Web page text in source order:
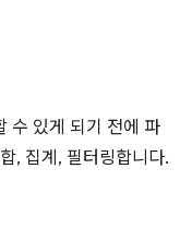
수 있게 되기 전에 파
, 집계, 필터링합니다.